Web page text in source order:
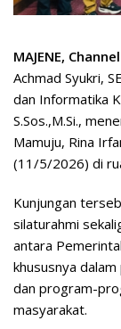
MAJENE,
Achmad Syukri,
dan Informatika
S.Sos.,M.Si.,
Mamuju, Rina
(11/5/2026) di
Kunjungan
silaturahmi
antara
khususnya
dan program-
masyarakat.